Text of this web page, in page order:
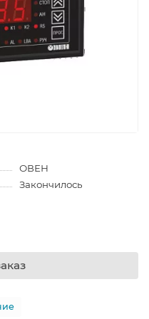
ОВЕН
Закончилось